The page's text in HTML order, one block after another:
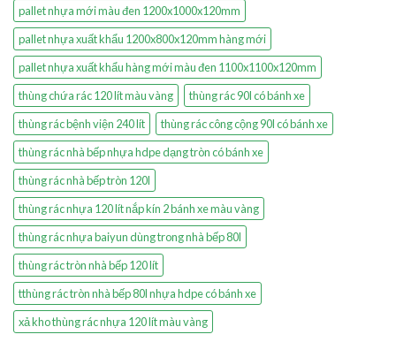
pallet nhựa mới màu đen 1200x1000x120mm
pallet nhựa xuất khẩu 1200x800x120mm hàng mới
pallet nhựa xuất khẩu hàng mới màu đen 1100x1100x120mm
thùng chứa rác 120 lít màu vàng
thùng rác 90l có bánh xe
thùng rác bệnh viện 240 lít
thùng rác công cộng 90l có bánh xe
thùng rác nhà bếp nhựa hdpe dạng tròn có bánh xe
thùng rác nhà bếp tròn 120l
thùng rác nhựa 120 lít nắp kín 2 bánh xe màu vàng
thùng rác nhựa baiyun dùng trong nhà bếp 80l
thùng rác tròn nhà bếp 120 lít
tthùng rác tròn nhà bếp 80l nhựa hdpe có bánh xe
xả kho thùng rác nhựa 120 lít màu vàng